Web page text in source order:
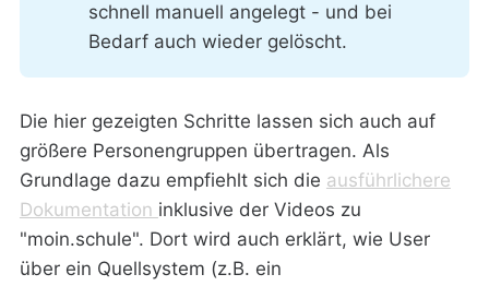
schnell manuell angelegt - und bei
Bedarf auch wieder gelöscht.
Die hier gezeigten Schritte lassen sich auch auf
größere Personengruppen übertragen. Als
Grundlage dazu empfiehlt sich die ausführlichere
Dokumentation inklusive der Videos zu
"moin.schule". Dort wird auch erklärt, wie User
über ein Quellsystem (z.B. ein